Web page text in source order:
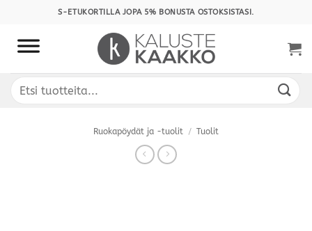
content
S-ETUKORTILLA JOPA 5% BONUSTA OSTOKSISTASI.
Etsi:
Ruokapöydät ja -tuolit / Tuolit